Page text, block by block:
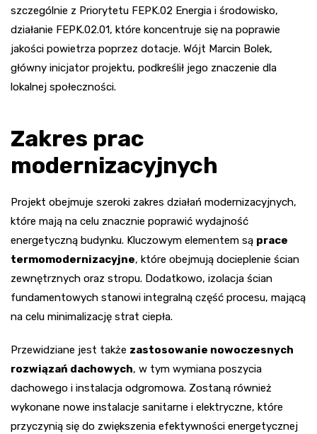
szczególnie z Priorytetu FEPK.02 Energia i środowisko,
działanie FEPK.02.01, które koncentruje się na poprawie
jakości powietrza poprzez dotacje. Wójt Marcin Bolek,
główny inicjator projektu, podkreślił jego znaczenie dla
lokalnej społeczności.
Zakres prac
modernizacyjnych
Projekt obejmuje szeroki zakres działań modernizacyjnych,
które mają na celu znacznie poprawić wydajność
energetyczną budynku. Kluczowym elementem są prace
termomodernizacyjne, które obejmują docieplenie ścian
zewnętrznych oraz stropu. Dodatkowo, izolacja ścian
fundamentowych stanowi integralną część procesu, mającą
na celu minimalizację strat ciepła.
Przewidziane jest także zastosowanie nowoczesnych
rozwiązań dachowych, w tym wymiana poszycia
dachowego i instalacja odgromowa. Zostaną również
wykonane nowe instalacje sanitarne i elektryczne, które
przyczynią się do zwiększenia efektywności energetycznej